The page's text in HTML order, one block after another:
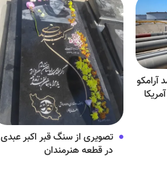
آرامکو
تصویری از سنگ قبر اکبر عبدی
در قطعه هنرمندان